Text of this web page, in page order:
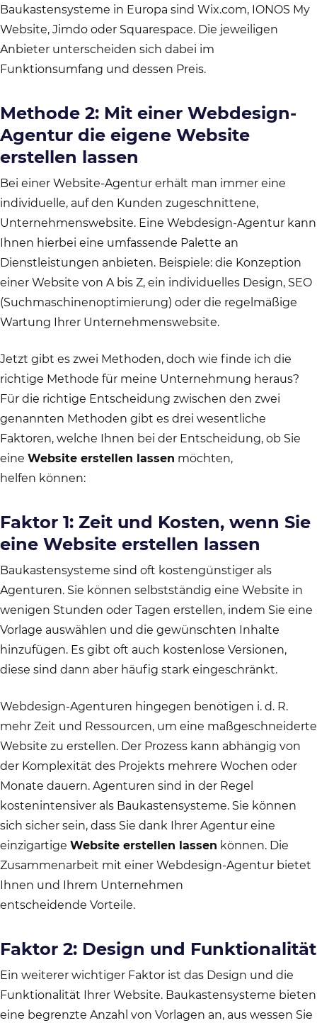
Baukastensysteme in Europa sind Wix.com, IONOS My
Website, Jimdo oder Squarespace. Die jeweiligen
Anbieter unterscheiden sich dabei im
Funktionsumfang und dessen Preis.
Methode 2: Mit einer Webdesign-
Agentur die eigene Website
erstellen lassen
Bei einer Website-Agentur erhält man immer eine
individuelle, auf den Kunden zugeschnittene,
Unternehmenswebsite. Eine Webdesign-Agentur kann
Ihnen hierbei eine umfassende Palette an
Dienstleistungen anbieten. Beispiele: die Konzeption
einer Website von A bis Z, ein individuelles Design, SEO
(Suchmaschinenoptimierung) oder die regelmäßige
Wartung Ihrer Unternehmenswebsite.
Jetzt gibt es zwei Methoden, doch wie finde ich die
richtige Methode für meine Unternehmung heraus?
Für die richtige Entscheidung zwischen den zwei
genannten Methoden gibt es drei wesentliche
Faktoren, welche Ihnen bei der Entscheidung, ob Sie
eine Website erstellen lassen möchten,
helfen können:
Faktor 1: Zeit und Kosten, wenn Sie
eine Website erstellen lassen
Baukastensysteme sind oft kostengünstiger als
Agenturen. Sie können selbstständig eine Website in
wenigen Stunden oder Tagen erstellen, indem Sie eine
Vorlage auswählen und die gewünschten Inhalte
hinzufügen. Es gibt oft auch kostenlose Versionen,
diese sind dann aber häufig stark eingeschränkt.
Webdesign-Agenturen hingegen benötigen i. d. R.
mehr Zeit und Ressourcen, um eine maßgeschneiderte
Website zu erstellen. Der Prozess kann abhängig von
der Komplexität des Projekts mehrere Wochen oder
Monate dauern. Agenturen sind in der Regel
kostenintensiver als Baukastensysteme. Sie können
sich sicher sein, dass Sie dank Ihrer Agentur eine
einzigartige Website erstellen lassen können. Die
Zusammenarbeit mit einer Webdesign-Agentur bietet
Ihnen und Ihrem Unternehmen
entscheidende Vorteile.
Faktor 2: Design und Funktionalität
Ein weiterer wichtiger Faktor ist das Design und die
Funktionalität Ihrer Website. Baukastensysteme bieten
eine begrenzte Anzahl von Vorlagen an, aus wessen Sie